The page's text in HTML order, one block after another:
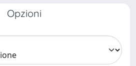
Opzioni